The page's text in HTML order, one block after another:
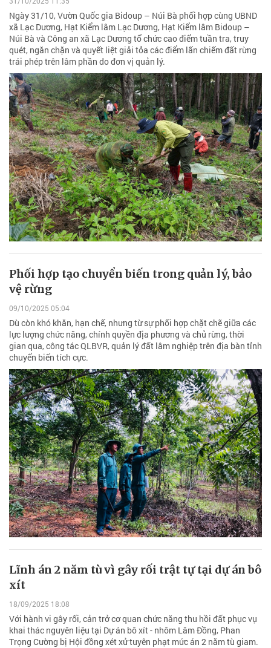
Ngày 31/10, Vườn Quốc gia Bidoup – Núi Bà phối hợp cùng UBND
xã Lạc Dương, Hạt Kiểm lâm Lạc Dương, Hạt Kiểm lâm Bidoup –
Núi Bà và Công an xã Lạc Dương tổ chức cao điểm tuần tra, truy
quét, ngăn chặn và quyết liệt giải tỏa các điểm lấn chiếm đất rừng
trái phép trên lâm phần do đơn vị quản lý.
Phối hợp tạo chuyển biến trong quản lý, bảo
vệ rừng
09/10/2025 05:04
Dù còn khó khăn, hạn chế, nhưng từ sự phối hợp chặt chẽ giữa các
lực lượng chức năng, chính quyền địa phương và chủ rừng, thời
gian qua, công tác QLBVR, quản lý đất lâm nghiệp trên địa bàn tỉnh
chuyển biến tích cực.
Lĩnh án 2 năm tù vì gây rối trật tự tại dự án bô
xít
18/09/2025 18:08
Với hành vi gây rối, cản trở cơ quan chức năng thu hồi đất phục vụ
khai thác nguyên liệu tại Dự án bô xít - nhôm Lâm Đồng, Phan
Trọng Cường bị Hội đồng xét xử tuyên phạt mức án 2 năm tù giam.